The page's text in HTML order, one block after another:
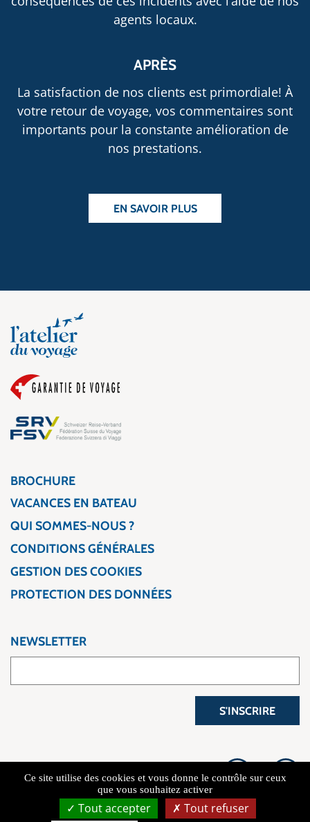
agents locaux.
APRÈS
La satisfaction de nos clients est primordiale! À
votre retour de voyage, vos commentaires sont
importants pour la constante amélioration de
nos prestations.
EN SAVOIR PLUS
BROCHURE
VACANCES EN BATEAU
QUI SOMMES-NOUS ?
CONDITIONS GÉNÉRALES
GESTION DES COOKIES
PROTECTION DES DONNÉES
NEWSLETTER
S'INSCRIRE
Ce site utilise des cookies et vous donne le contrôle sur ceux
que vous souhaitez activer
Tout accepter Tout refuser